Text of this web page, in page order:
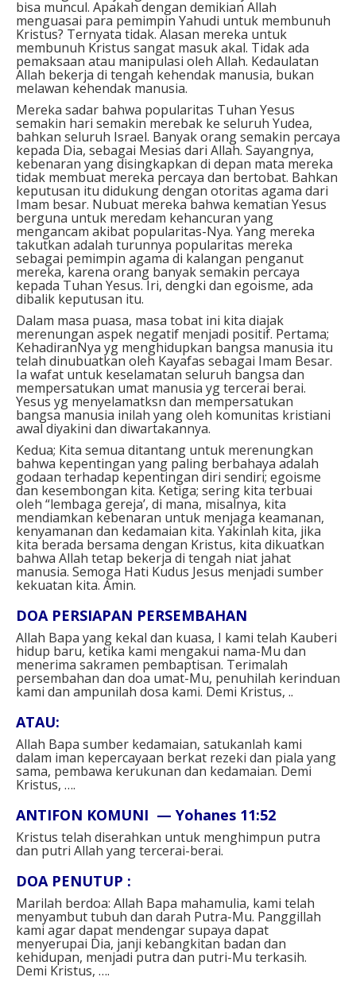
bisa muncul. Apakah dengan demikian Allah
menguasai para pemimpin Yahudi untuk membunuh
Kristus? Ternyata tidak. Alasan mereka untuk
membunuh Kristus sangat masuk akal. Tidak ada
pemaksaan atau manipulasi oleh Allah. Kedaulatan
Allah bekerja di tengah kehendak manusia, bukan
melawan kehendak manusia.
Mereka sadar bahwa popularitas Tuhan Yesus
semakin hari semakin merebak ke seluruh Yudea,
bahkan seluruh Israel. Banyak orang semakin percaya
kepada Dia, sebagai Mesias dari Allah. Sayangnya,
kebenaran yang disingkapkan di depan mata mereka
tidak membuat mereka percaya dan bertobat. Bahkan
keputusan itu didukung dengan otoritas agama dari
Imam besar. Nubuat mereka bahwa kematian Yesus
berguna untuk meredam kehancuran yang
mengancam akibat popularitas-Nya. Yang mereka
takutkan adalah turunnya popularitas mereka
sebagai pemimpin agama di kalangan penganut
mereka, karena orang banyak semakin percaya
kepada Tuhan Yesus. Iri, dengki dan egoisme, ada
dibalik keputusan itu.
Dalam masa puasa, masa tobat ini kita diajak
merenungan aspek negatif menjadi positif. Pertama;
KehadiranNya yg menghidupkan bangsa manusia itu
telah dinubuatkan oleh Kayafas sebagai Imam Besar.
Ia wafat untuk keselamatan seluruh bangsa dan
mempersatukan umat manusia yg tercerai berai.
Yesus yg menyelamatksn dan mempersatukan
bangsa manusia inilah yang oleh komunitas kristiani
awal diyakini dan diwartakannya.
Kedua; Kita semua ditantang untuk merenungkan
bahwa kepentingan yang paling berbahaya adalah
godaan terhadap kepentingan diri sendiri; egoisme
dan kesembongan kita. Ketiga; sering kita terbuai
oleh “lembaga gereja’, di mana, misalnya, kita
mendiamkan kebenaran untuk menjaga keamanan,
kenyamanan dan kedamaian kita. Yakinlah kita, jika
kita berada bersama dengan Kristus, kita dikuatkan
bahwa Allah tetap bekerja di tengah niat jahat
manusia. Semoga Hati Kudus Jesus menjadi sumber
kekuatan kita. Amin.
DOA PERSIAPAN PERSEMBAHAN⁣
Allah Bapa yang kekal dan kuasa, I kami telah Kauberi
hidup baru, ketika kami mengakui nama-Mu dan
menerima sakramen pembaptisan. Terimalah
persembahan dan doa umat-Mu, penuhilah kerinduan
kami dan ampunilah dosa kami. Demi Kristus, ..⁣⁣
ATAU: ⁣
Allah Bapa sumber kedamaian, satukanlah kami
dalam iman kepercayaan berkat rezeki dan piala yang
sama, pembawa kerukunan dan kedamaian. Demi
Kristus, ….⁣⁣
ANTIFON KOMUNI — Yohanes 11:52⁣
Kristus telah diserahkan untuk menghimpun putra
dan putri Allah yang tercerai-berai.⁣⁣
DOA PENUTUP :⁣
Marilah berdoa: Allah Bapa mahamulia, kami telah
menyambut tubuh dan darah Putra-Mu. Panggillah
kami agar dapat mendengar supaya dapat
menyerupai Dia, janji kebangkitan badan dan
kehidupan, menjadi putra dan putri-Mu terkasih.
Demi Kristus, ….⁣